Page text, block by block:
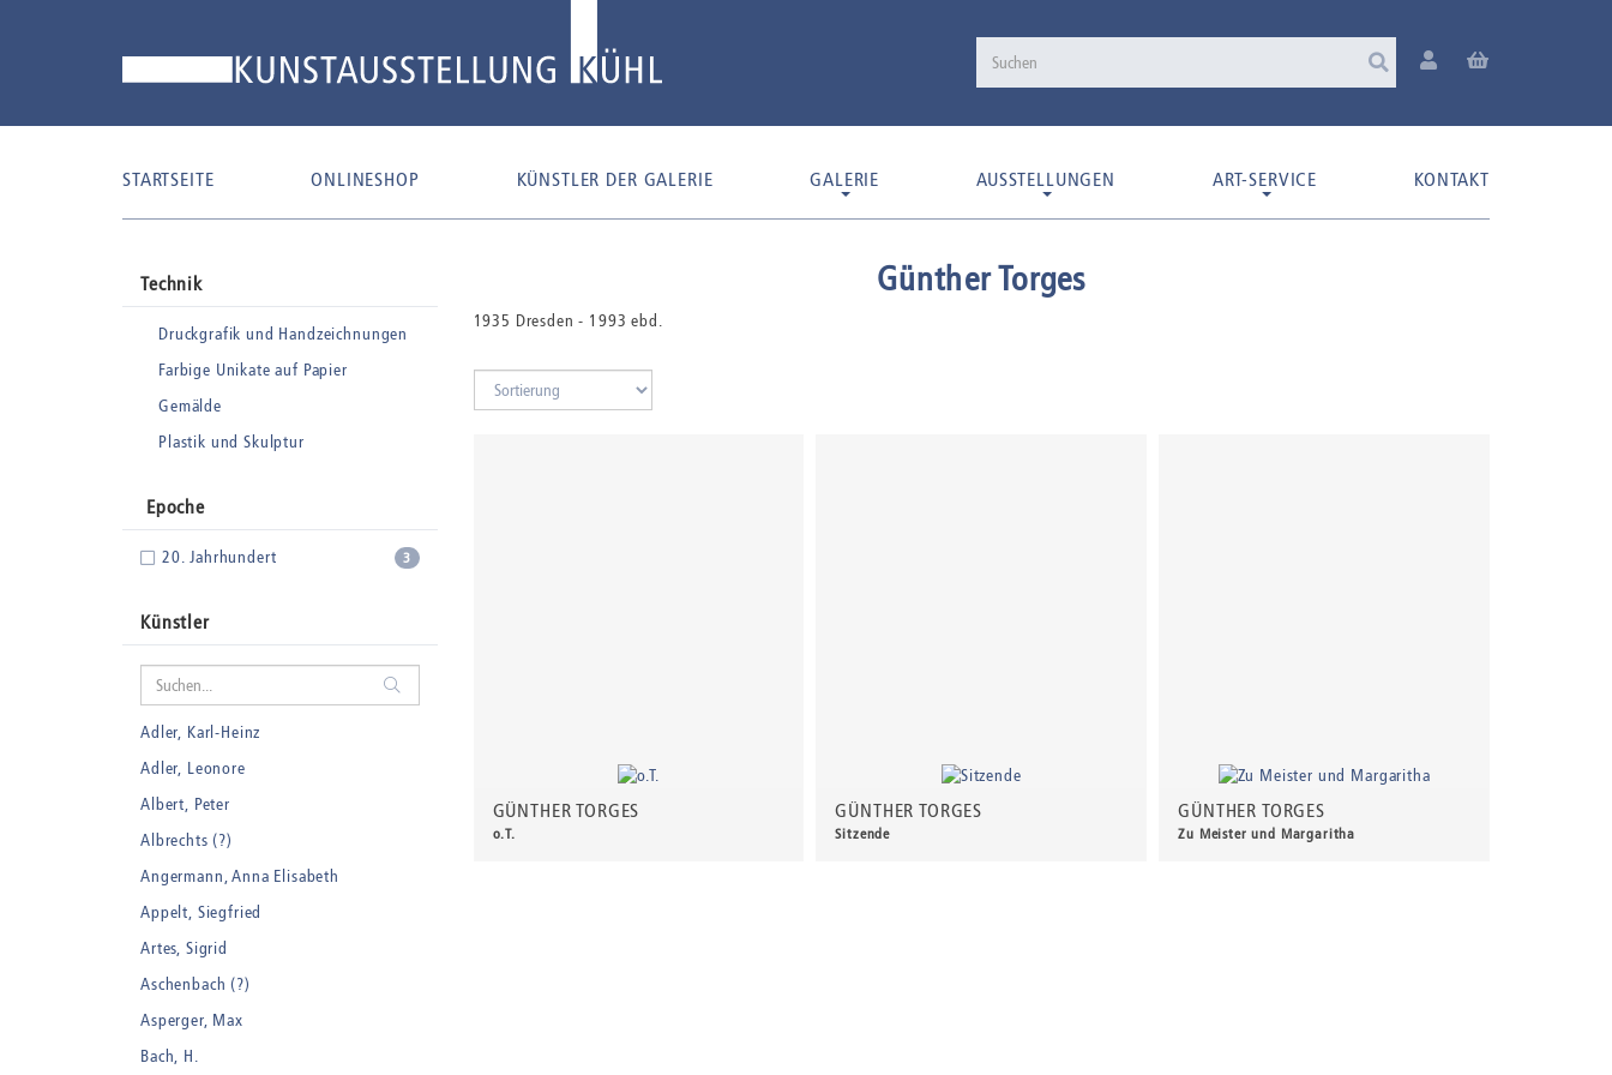
STARTSEITE ONLINESHOP KÜNSTLER DER GALERIE GALERIE AUSSTELLUNGEN ART-SERVICE KONTAKT
Günther Torges
1935 Dresden - 1993 ebd.
GÜNTHER TORGES
o.T.
GÜNTHER TORGES
Sitzende
GÜNTHER TORGES
Zu Meister und Margaritha
Technik
Druckgrafik und Handzeichnungen
Farbige Unikate auf Papier
Gemälde
Plastik und Skulptur
Epoche
3
20. Jahrhundert
Künstler
Adler, Karl-Heinz
Adler, Leonore
Albert, Peter
Albrechts (?)
Angermann, Anna Elisabeth
Appelt, Siegfried
Artes, Sigrid
Aschenbach (?)
Asperger, Max
Bach, H.